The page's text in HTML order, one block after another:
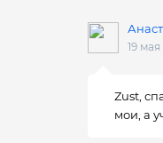
19 мая
Zust,
мои, а